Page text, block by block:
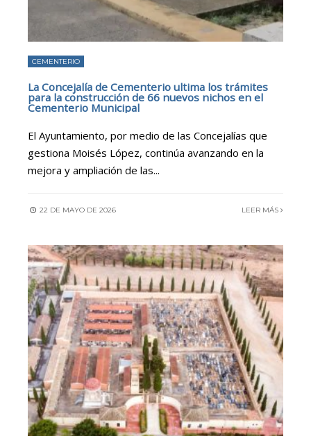
CEMENTERIO
La Concejalía de Cementerio ultima los trámites
para la construcción de 66 nuevos nichos en el
Cementerio Municipal
El Ayuntamiento, por medio de las Concejalías que
gestiona Moisés López, continúa avanzando en la
mejora y ampliación de las...
22 DE MAYO DE 2026 LEER MÁS